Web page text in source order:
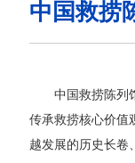
中国救捞
中国救捞陈列
传承救捞核心价值
越发展的历史长卷